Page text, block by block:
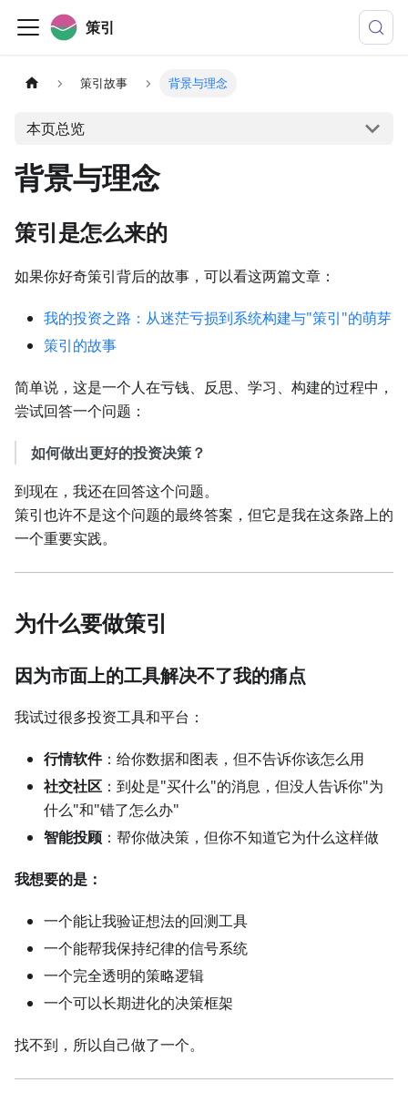
策引
策引故事 背景与理念
本页总览
背景与理念
策引是怎么来的
如果你好奇策引背后的故事，可以看这两篇文章：
我的投资之路：从迷茫亏损到系统构建与"策引"的萌芽
策引的故事
简单说，这是一个人在亏钱、反思、学习、构建的过程中，
尝试回答一个问题：
如何做出更好的投资决策？
到现在，我还在回答这个问题。
策引也许不是这个问题的最终答案，但它是我在这条路上的
一个重要实践。
为什么要做策引
因为市面上的工具解决不了我的痛点
我试过很多投资工具和平台：
行情软件：给你数据和图表，但不告诉你该怎么用
社交社区 ：到处是"买什么"的消息，但没人告诉你"为
什么"和"错了怎么办"
智能投顾 ：帮你做决策，但你不知道它为什么这样做
我想要的是：
一个能让我验证想法的回测工具
一个能帮我保持纪律的信号系统
一个完全透明的策略逻辑
一个可以长期进化的决策框架
找不到，所以自己做了一个。